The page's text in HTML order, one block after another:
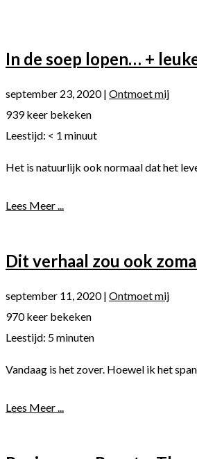
In de soep lopen… +
september 23, 2020| Ontmoet mij
939 keer bekeken
Leestijd: < 1 minuut
Het is natuurlijk ook normaal dat het
Lees Meer ...
Dit verhaal zou ook
september 11, 2020| Ontmoet mij
970 keer bekeken
Leestijd: 5minuten
Vandaag is het zover. Hoewel ik het
Lees Meer ...